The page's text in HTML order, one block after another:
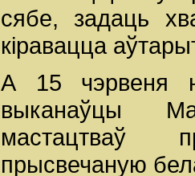
сябе, задаць
кіравацца
А 15 чэрвеня
выканаўцы
мастацтваў
прысвечаную